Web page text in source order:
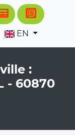
EN
:
- 60870